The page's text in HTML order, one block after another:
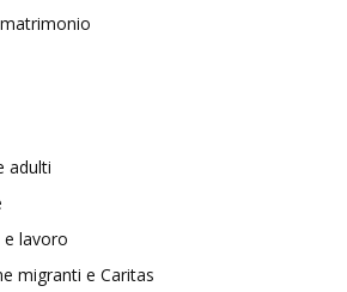
adulti
e lavoro
migranti e Caritas